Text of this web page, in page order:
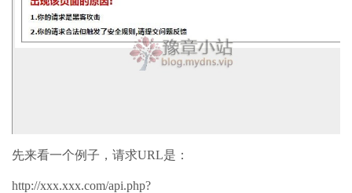
先来看一个例子，请求URL是：
http://xxx.xxx.com/api.php?